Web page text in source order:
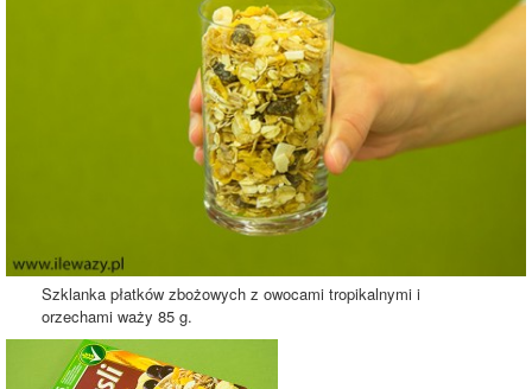
Szklanka płatków zbożowych z owocami tropikalnymi i
orzechami waży 85 g.